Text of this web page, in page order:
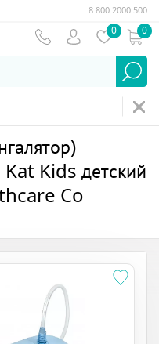
8 800 2000 500
0 0
Kids детский
Co